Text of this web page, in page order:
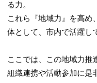
る力。
これら『地域力』を高め
体として、市内で活躍し
ここでは、この地域力推
組織連携や活動参加に是